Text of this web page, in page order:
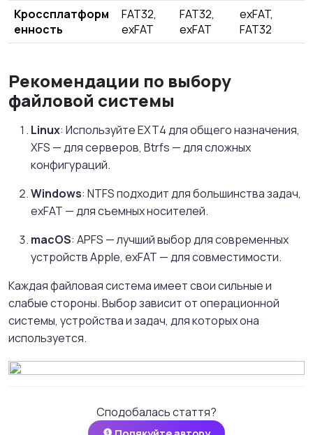
Кроссплатформ
енность
FAT32,
exFAT
FAT32,
exFAT
exFAT,
FAT32
Рекомендации по выбору
файловой системы
Linux: Используйте EXT4 для общего назначения,
XFS — для серверов, Btrfs — для сложных
конфигураций.
Windows: NTFS подходит для большинства задач,
exFAT — для съемных носителей.
macOS: APFS — лучший выбор для современных
устройств Apple, exFAT — для совместимости.
Каждая файловая система имеет свои сильные и
слабые стороны. Выбор зависит от операционной
системы, устройства и задач, для которых она
используется.
Сподобалась стаття?